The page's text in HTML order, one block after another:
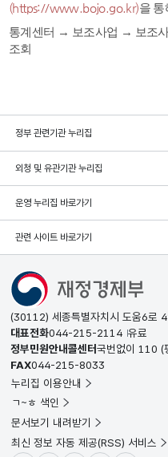
(https://www.bojo.go.kr)을 통
통계센터 → 보조사업 → 보조
조회
정부 관련기관 누리집
외청 및 유관기관 누리집
운영 누리집 바로가기
관련 사이트 바로가기
(30112) 세종특별자치시 도움6로
대표전화044-215-2114 유료
정부민원안내콜센터국번없이 110 (
FAX044-215-8033
누리집 이용안내
ㄱ~ㅎ 색인
문서보기 내려받기
최신 정보 자동 제공(RSS) 서비스